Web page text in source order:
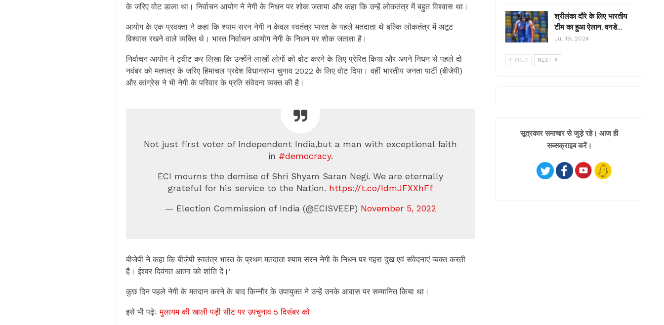
के जरिए वोट डाला था। निर्वाचन आयोग ने नेगी के निधन पर शोक जताया और कहा कि उन्हें लोकतंत्र में बहुत विश्वास था।
आयोग के एक प्रवक्ता ने कहा कि श्याम सरन नेगी न केवल स्वतंत्र भारत के पहले मतदाता थे बल्कि लोकतंत्र में अटूट
विश्वास रखने वाले व्यक्ति थे। भारत निर्वाचन आयोग नेगी के निधन पर शोक जताता है।
निर्वाचन आयोग ने ट्वीट कर लिखा कि उन्होंने लाखों लोगों को वोट करने के लिए प्रेरित किया और अपने निधन से पहले दो
नवंबर को मतपत्र के जरिए हिमाचल प्रदेश विधानसभा चुनाव 2022 के लिए वोट दिया। वहीं भारतीय जनता पार्टी (बीजेपी)
और कांग्रेस ने भी नेगी के परिवार के प्रति संवेदना व्यक्त की है।
Not just first voter of Independent India,but a man with exceptional faith
in #democracy.
ECI mourns the demise of Shri Shyam Saran Negi. We are eternally
grateful for his service to the Nation. https://t.co/IdmJFXXhFf
— Election Commission of India (@ECISVEEP) November 5, 2022
बीजेपी ने कहा कि बीजेपी स्वतंत्र भारत के प्रथम मतदाता श्याम सरन नेगी के निधन पर गहरा दुख एवं संवेदनाएं व्यक्त करती
है। ईश्वर दिवंगत आत्मा को शांति दें।’
कुछ दिन पहले नेगी के मतदान करने के बाद किन्नौर के उपायुक्त ने उन्हें उनके आवास पर सम्मानित किया था।
इसे भी पढ़ेःमुलायम की खाली पड़ी सीट पर उपचुनाव 5 दिसंबर को
श्रीलंका दौरे के लिए भारतीय
टीम का हुआ ऐलान, वनडे…
Jul 19, 2024
PREV NEXT
सूत्रकार समाचार से जुड़े रहे। आज ही
सब्सक्राइब करें।